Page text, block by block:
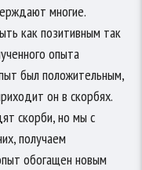
многие.
как позитивным так
опыта
был положительным,
он в скорбях.
скорби, но мы с
получаем
обогащен новым